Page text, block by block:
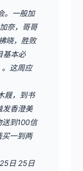
。一般加
奈，哥哥
晓，胜败
基本必
这周应
屐，到书
发香澄美
到100信
一到两
日 25日